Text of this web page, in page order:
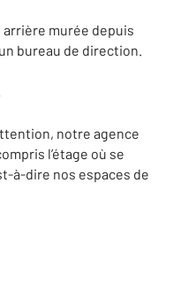
murée depuis
bureau de direction.
notre agence
l’étage où se
à-dire nos espaces de